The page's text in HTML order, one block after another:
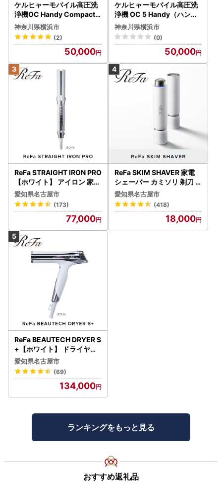
ケルヒャーモバイル高圧洗
浄機OC Handy Compact
（ハンディエア） APV000
7
神奈川県横浜市
(2)
50,000
ケルヒャーモバイル高圧洗
浄機 OC 5 Handy（ハンデ
ィジェット） APV0006
神奈川県横浜市
(0)
50,000
ReFa STRAIGHT IRON PRO
【ホワイト】 アイロン 家電
美容 リファ アイロン
愛知県名古屋市
(173)
77,000
ReFa SKIM SHAVER 家電
シェーバー カミソリ 剃刀
シェーバー
愛知県名古屋市
(418)
18,000
ReFa BEAUTECH DRYER S
+【ホワイト】 ドライヤー
美容 家電 ドライヤー リフ
ァ
愛知県名古屋市
(69)
134,000
ランキングをもっと見る
おすすめ返礼品